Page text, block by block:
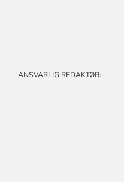
ANSVARLIG REDAKTØR: